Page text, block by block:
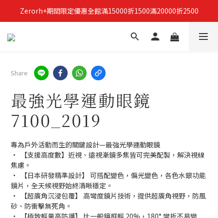
立即加入Zerorh+官網會員，獲得購物禮金
Zerorh+期間限定優惠全館滿15000折1500滿20000折2500
立即加入Zerorh+官網會員，獲得購物禮金
Share
最強光學運動眼鏡
7100_2019
專為戶外活動而生的關鍵設計—最強光學運動眼鏡
•  【支援高度數】近視、遠視漸鏡多焦皆可完美配製，解決視線
焦慮。
•  【日本研發精準設計】 可搭配變色，偏光變色，各色水銀功能
鏡片，全天候視野始終清晰穩定。
•  【超廣角沉浸包覆】 高彎度鏡片技術，提供超廣角視野，防風
砂、防衝擊無死角。
•  【極致輕量高防護】 比一般鏡框輕 20%，180° 彎折不易變